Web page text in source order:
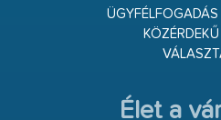
Élet a